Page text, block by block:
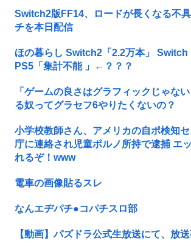
Switch2版FF14、ロードが長くなる不
チを本日配信
ほの暮らし Switch2「2.2万本」 Switch
PS5「集計不能 」←？？？
「ゲームの良さはグラフィックじゃな
る奴ってグラセフ6やりたくないの？
小学校教師さん、アメリカの自ポ検知
庁に連絡され児童ポルノ所持で逮捕 エ
れるぞ！www
電車の画像貼るスレ
なんエヂパチ●コパチスロ部
【動画】パズドラ公式生放送にて、放